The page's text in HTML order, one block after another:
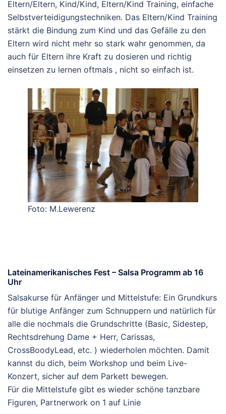
Eltern/Eltern, Kind/Kind, Eltern/Kind Training, einfache
Selbstverteidigungstechniken. Das Eltern/Kind Training
stärkt die Bindung zum Kind und das Gefälle zu den
Eltern wird nicht mehr so stark wahr genommen, da
auch für Eltern ihre Kraft zu dosieren und richtig
einsetzen zu lernen oftmals , nicht so einfach ist.
Foto: M.Lewerenz
Lateinamerikanisches Fest – Salsa Programm ab 16
Uhr
Salsakurse für Anfänger und Mittelstufe: Ein Grundkurs
für blutige Anfänger zum Schnuppern und natürlich für
alle die nochmals die Grundschritte (Basic, Sidestep,
Rechtsdrehung Dame + Herr, Carissas,
CrossBoodyLead, etc. ) wiederholen möchten. Damit
kannst du dich, beim Workshop und beim Live-
Konzert, sicher auf dem Parkett bewegen.
Für die Mittelstufe gibt es wieder schöne tanzbare
Figuren, Partnerwork on 1 auf Linie